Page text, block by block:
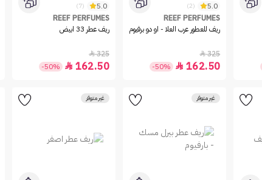
5.0
(2)
REEF PERFUMES
ريف للعطور عرب العلا - او دو برفيوم
325

162.50

-50%
5.0
(7)
REEF PERFUMES
ريف عطر 33 ابيض
325

162.50

-50%
غير متوفر غير متوفر